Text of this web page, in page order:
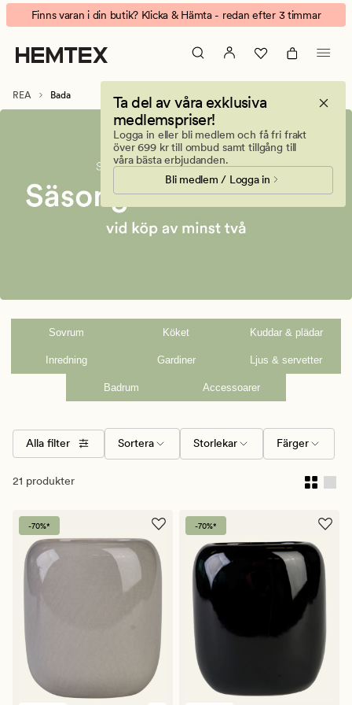
BadaAnimerad
banner.
Klicka
på
för
Finns varan i din butik? Klicka & Hämta - redan efter 3 timmar
Ta del av våra exklusiva
medlemspriser!
Logga in eller bli medlem och få fri frakt
över 699 kr till ombud samt tillgång till
våra bästa erbjudanden.
Bli medlem / Logga in
REA Bada
Sovrum Köket Kuddar & plädar
Inredning Gardiner Ljus & servetter
Badrum Accessoarer
Alla filter Sortera Storlekar Färger
21 produkter
-70%* -70%*